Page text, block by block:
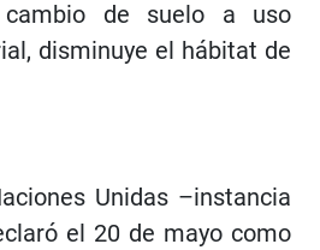
de suelo a uso
disminuye el hábitat de
Unidas –instancia
el 20 de mayo como